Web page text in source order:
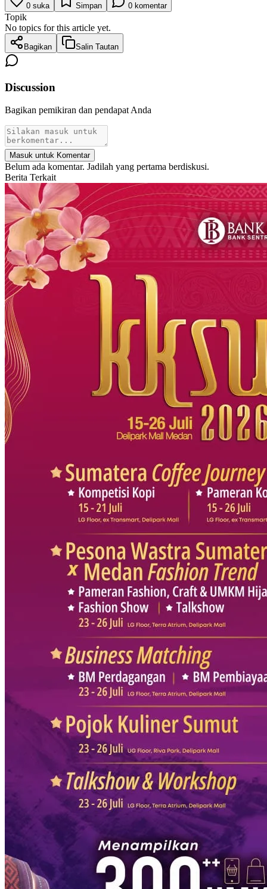
0 suka Simpan 0 komentar
Topik
No topics for this article yet.
Bagikan Salin Tautan
Discussion
Bagikan pemikiran dan pendapat Anda
Masuk untuk Komentar
Belum ada komentar. Jadilah yang pertama berdiskusi.
Berita Terkait